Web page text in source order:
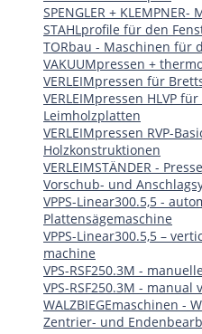
SPENGLER + KLEMPNER-
STAHLprofile für den
TORbau - Maschinen für
VAKUUMpressen +
VERLEIMpressen für
VERLEIMpressen HLVP
Leimholzplatten
VERLEIMpressen RVP-
Holzkonstruktionen
VERLEIMSTÄNDER -
Vorschub- und
VPPS-Linear300.5,5 -
Plattensägemaschine
VPPS-Linear300.5,5 –
machine
VPS-RSF250.3M -
VPS-RSF250.3M -
WALZBIEGEmaschinen -
Zentrier- und